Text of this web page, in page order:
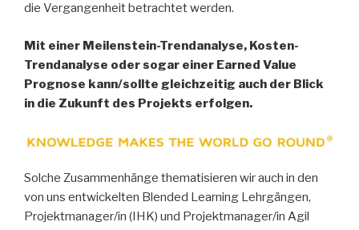
die Vergangenheit betrachtet werden.
Mit einer Meilenstein-Trendanalyse, Kosten-
Trendanalyse oder sogar einer Earned Value
Prognose kann/sollte gleichzeitig auch der Blick
in die Zukunft des Projekts erfolgen.
Solche Zusammenhänge thematisieren wir auch in den
von uns entwickelten Blended Learning Lehrgängen,
Projektmanager/in (IHK) und Projektmanager/in Agil